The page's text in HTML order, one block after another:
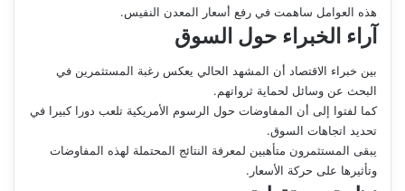
هذه العوامل ساهمت في رفع أسعار المعدن النفيس.
آراء الخبراء حول السوق
بين خبراء الاقتصاد أن المشهد الحالي يعكس رغبة المستثمرين في
البحث عن وسائل لحماية ثرواتهم.
كما لفتوا إلى أن المفاوضات حول الرسوم الأمريكية تلعب دورا كبيرا في
تحديد اتجاهات السوق.
يبقى المستثمرون متأهبين لمعرفة النتائج المحتملة لهذه المفاوضات
وتأثيرها على حركة الأسعار.